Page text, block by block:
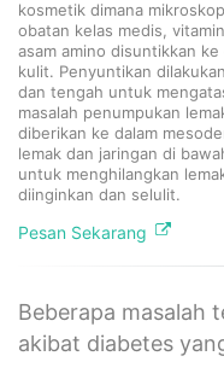
kosmetik dimana
obatan kelas medis,
asam amino disuntikkan ke
kulit. Penyuntikan
dan tengah untuk
masalah penumpukan
diberikan ke dalam
lemak dan jaringan di
untuk menghilangkan
diinginkan dan selulit.
Pesan Sekarang
Beberapa masalah
akibat diabetes